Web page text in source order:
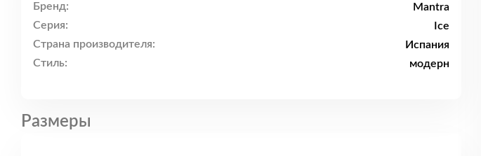
Бренд:
Mantra
Серия:
Ice
Страна производителя:
Испания
Стиль:
модерн
Размеры